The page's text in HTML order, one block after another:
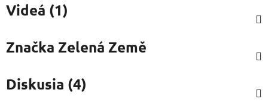
Videá (1)
Značka Zelená Země
Diskusia (4)